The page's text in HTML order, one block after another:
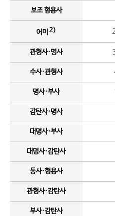
보조 형용사
어미 2)
관형사·명사
수사·관형사
명사·부사
감탄사·명사
대명사·부사
대명사·감탄사
동사·형용사
관형사·감탄사
부사·감탄사